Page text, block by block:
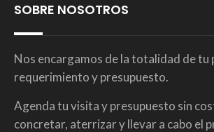
SOBRE NOSOTROS
Nos encargamos de la totalidad de tu
requerimiento y presupuesto.
Agenda tu visita y presupuesto sin
concretar, aterrizar y llevar a cabo el